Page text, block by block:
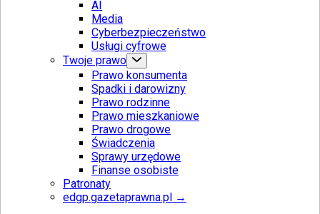
AI
Media
Cyberbezpieczeństwo
Usługi cyfrowe
Twoje prawo
Prawo konsumenta
Spadki i darowizny
Prawo rodzinne
Prawo mieszkaniowe
Prawo drogowe
Świadczenia
Sprawy urzędowe
Finanse osobiste
Patronaty
edgp.gazetaprawna.pl →